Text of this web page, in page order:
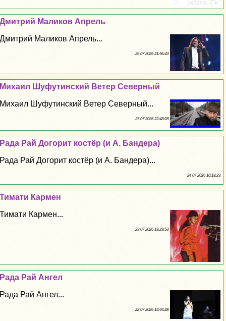
Дмитрий Маликов Апрель
Дмитрий Маликов Апрель...
26 07 2026 21:56:43
Михаил Шуфутинский Ветер Северный
Михаил Шуфутинский Ветер Северный...
25 07 2026 22:48:28
Рада Рай Догорит костёр (и А. Бандера)
Рада Рай Догорит костёр (и А. Бандера)...
24 07 2026 10:18:23
Тимати Кармен
Тимати Кармен...
23 07 2026 19:29:53
Рада Рай Ангел
Рада Рай Ангел...
22 07 2026 14:44:28